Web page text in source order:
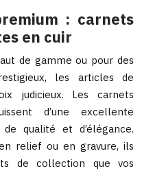
: carnets
en cuir
de gamme ou pour des
les articles de
judicieux. Les carnets
d’une excellente
qualité et d’élégance.
relief ou en gravure, ils
de collection que vos